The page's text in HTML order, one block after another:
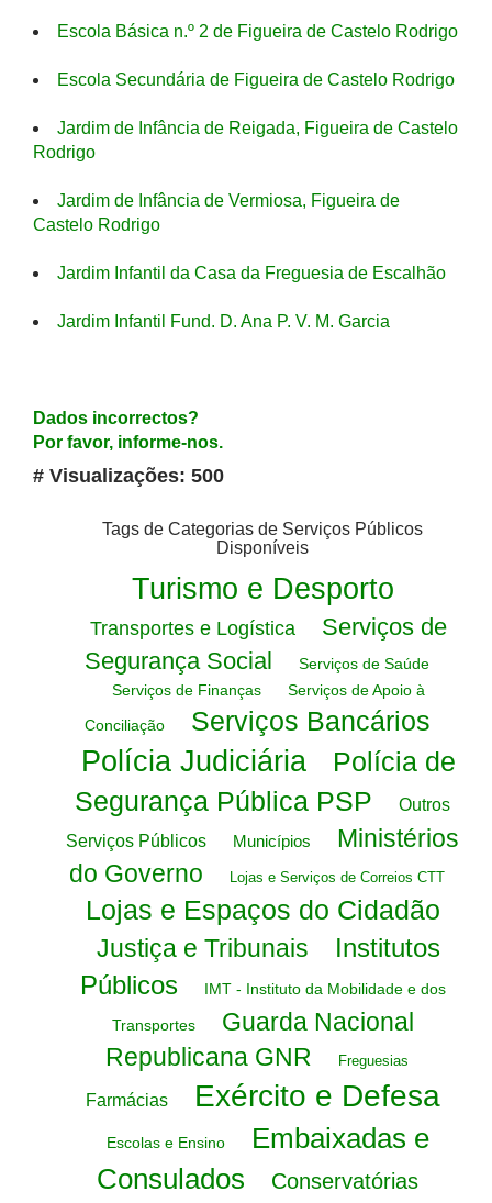
Escola Básica n.º 2 de Figueira de Castelo Rodrigo
Escola Secundária de Figueira de Castelo Rodrigo
Jardim de Infância de Reigada, Figueira de Castelo
Rodrigo
Jardim de Infância de Vermiosa, Figueira de
Castelo Rodrigo
Jardim Infantil da Casa da Freguesia de Escalhão
Jardim Infantil Fund. D. Ana P. V. M. Garcia
Dados incorrectos?
Por favor, informe-nos.
# Visualizações: 500
Tags de Categorias de Serviços Públicos
Disponíveis
Turismo e Desporto
Transportes e Logística
Serviços de
Segurança Social
Serviços de Saúde
Serviços de Finanças
Serviços de Apoio à
Conciliação
Serviços Bancários
Polícia Judiciária
Polícia de
Segurança Pública PSP
Outros
Serviços Públicos
Municípios
Ministérios
do Governo
Lojas e Serviços de Correios CTT
Lojas e Espaços do Cidadão
Justiça e Tribunais
Institutos
Públicos
IMT - Instituto da Mobilidade e dos
Transportes
Guarda Nacional
Republicana GNR
Freguesias
Farmácias Exército e Defesa
Escolas e Ensino
Embaixadas e
Consulados
Conservatórias